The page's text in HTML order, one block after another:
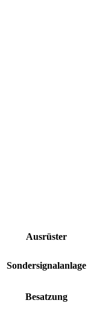
Ausrüster
Sondersignalanlage
Besatzung